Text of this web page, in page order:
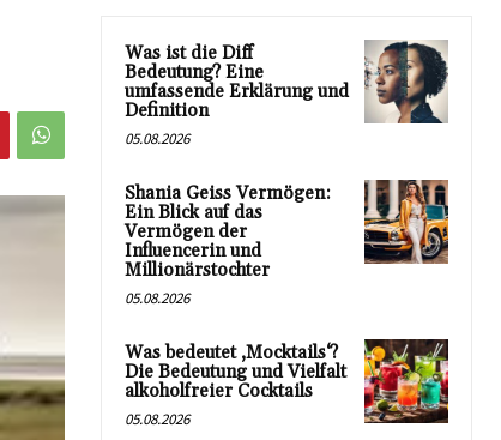
Was ist die Diff
Bedeutung? Eine
umfassende Erklärung und
Definition
05.08.2026
Shania Geiss Vermögen:
Ein Blick auf das
Vermögen der
Influencerin und
Millionärstochter
05.08.2026
Was bedeutet ‚Mocktails‘?
Die Bedeutung und Vielfalt
alkoholfreier Cocktails
05.08.2026